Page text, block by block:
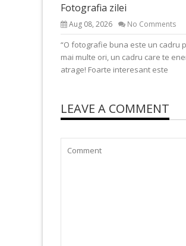
Fotografia zilei
Aug 08, 2026 No Comments
“O fotografie buna este un cadru
mai multe ori, un cadru care te
atrage! Foarte interesant este
LEAVE A COMMENT